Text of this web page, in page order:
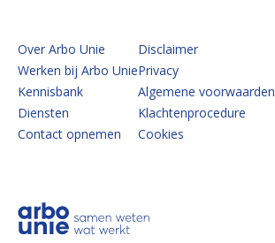
Over Arbo Unie
Werken bij Arbo Unie
Kennisbank
Diensten
Contact opnemen
Disclaimer
Privacy
Algemene voorwaarden
Klachtenprocedure
Cookies